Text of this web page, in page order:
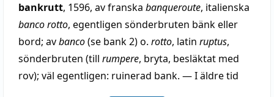
bankrutt, 1596, av franska banqueroute, italienska
banco rotto, egentligen sönderbruten bänk eller
bord; avbanco(se bank 2) o. rotto, latin ruptus,
sönderbruten (till rumpere, bryta, besläktat med
rov); väl egentligen: ruinerad bank. — I äldre tid